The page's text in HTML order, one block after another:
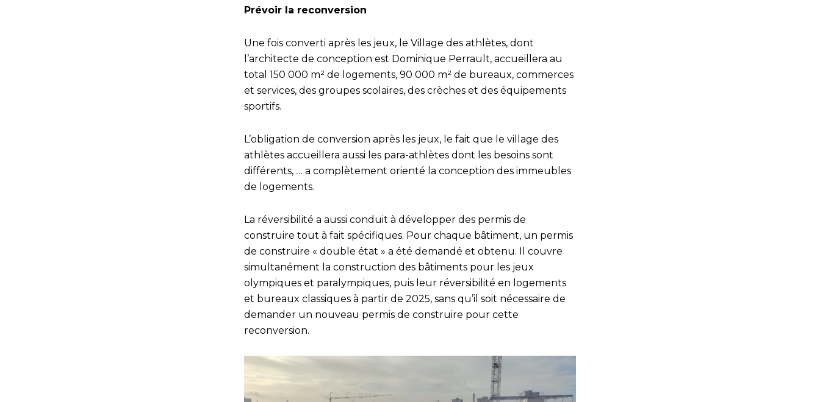
Prévoir la reconversion
Une fois converti après les jeux, le Village des athlètes, dont
l’architecte de conception est Dominique Perrault, accueillera au
total 150 000 m² de logements, 90 000 m² de bureaux, commerces
et services, des groupes scolaires, des crèches et des équipements
sportifs.
L’obligation de conversion après les jeux, le fait que le village des
athlètes accueillera aussi les para-athlètes dont les besoins sont
différents, … a complètement orienté la conception des immeubles
de logements.
La réversibilité a aussi conduit à développer des permis de
construire tout à fait spécifiques. Pour chaque bâtiment, un permis
de construire « double état » a été demandé et obtenu. Il couvre
simultanément la construction des bâtiments pour les jeux
olympiques et paralympiques, puis leur réversibilité en logements
et bureaux classiques à partir de 2025, sans qu’il soit nécessaire de
demander un nouveau permis de construire pour cette
reconversion.